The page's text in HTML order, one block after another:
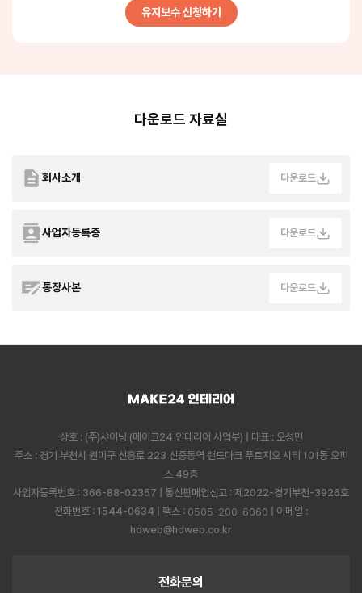
유지보수 신청하기
다운로드 자료실
회사소개 다운로드
사업자등록증 다운로드
통장사본 다운로드
상호 : (주)샤이닝 (메이크24 인테리어 사업부) | 대표 : 오성민
주소 : 경기 부천시 원미구 신흥로 223 신중동역 랜드마크 푸르지오 시티 101동 오피
스 49층
사업자등록번호 : 366-88-02357 | 통신판매업신고 : 제2022-경기부천-3926호
전화번호 : 1544-0634 | 팩스 : 0505-200-6060 | 이메일 :
hdweb@hdweb.co.kr
전화문의